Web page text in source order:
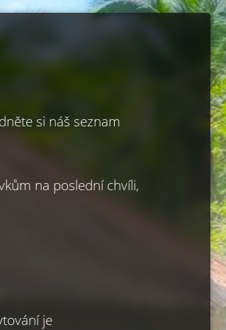
si náš seznam
na poslední chvíli,
je